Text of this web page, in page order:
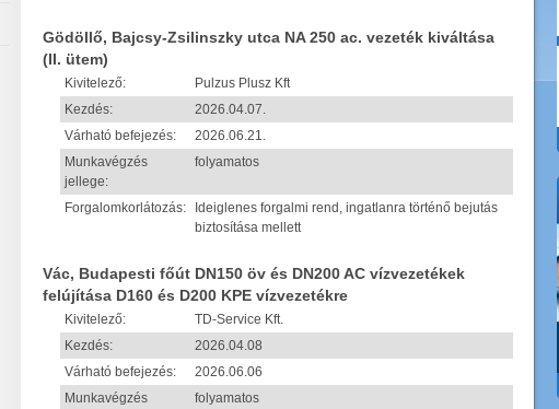
Gödöllő, Bajcsy-Zsilinszky utca NA 250 ac. vezeték kiváltása
(II. ütem)
Kivitelező:
Pulzus Plusz Kft
Kezdés:
2026.04.07.
Várható befejezés:
2026.06.21.
Munkavégzés
jellege:
folyamatos
Forgalomkorlátozás:
Ideiglenes forgalmi rend, ingatlanra történő bejutás
biztosítása mellett
Vác, Budapesti főút DN150 öv és DN200 AC vízvezetékek
felújítása D160 és D200 KPE vízvezetékre
Kivitelező:
TD-Service Kft.
Kezdés:
2026.04.08
Várható befejezés:
2026.06.06
Munkavégzés
folyamatos